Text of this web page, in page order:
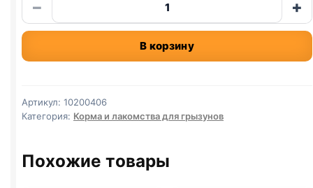
−
товара
Little
грыз.
МОРСКИХ
СВИНОК)
+
В корзину
Артикул: 10200406
Категория: Корма и лакомства для грызунов
Похожие товары